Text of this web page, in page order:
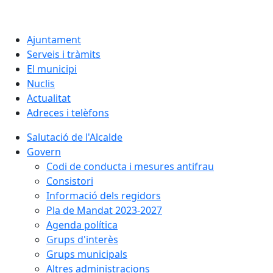
Ajuntament
Serveis i tràmits
El municipi
Nuclis
Actualitat
Adreces i telèfons
Salutació de l'Alcalde
Govern
Codi de conducta i mesures antifrau
Consistori
Informació dels regidors
Pla de Mandat 2023-2027
Agenda política
Grups d'interès
Grups municipals
Altres administracions